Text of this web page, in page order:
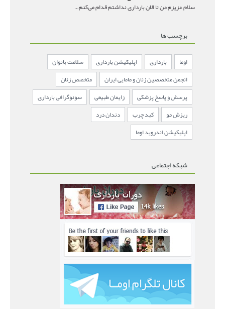
سلام عزیزم من تا الان بارداری نداشتم قدام می‌کنم باردار
برچسب ها
اوما بارداری اپلیکیشن بارداری
سلامت بانوان
انجمن متخصصین زنان و مامایی ایران
متخصص زنان
پرسش و پاسخ پزشکی
زایمان طبیعی
سونوگرافی بارداری
ریزش مو
کبد چرب
دندان درد
اپلیکیشن اندروید اوما
شبکه اجتماعی